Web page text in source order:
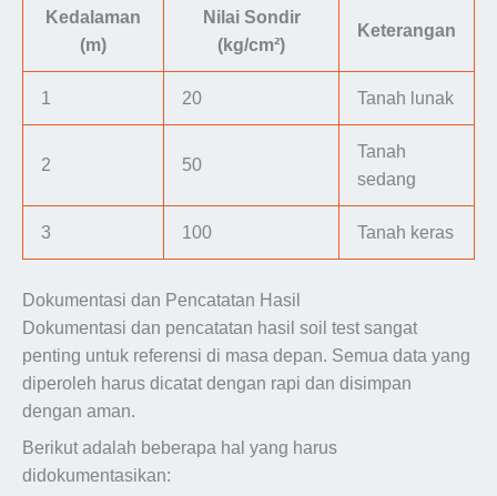
Kedalaman
(m)
Nilai Sondir
(kg/cm²)
Keterangan
1 20 Tanah lunak
2 50
Tanah
sedang
3 100 Tanah keras
Dokumentasi dan Pencatatan Hasil
Dokumentasi dan pencatatan hasil soil test sangat
penting untuk referensi di masa depan. Semua data yang
diperoleh harus dicatat dengan rapi dan disimpan
dengan aman.
Berikut adalah beberapa hal yang harus
didokumentasikan: